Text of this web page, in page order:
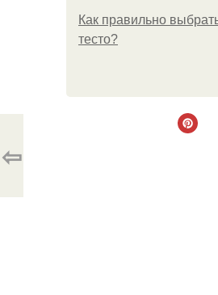
Как правильно
тесто?
⇦